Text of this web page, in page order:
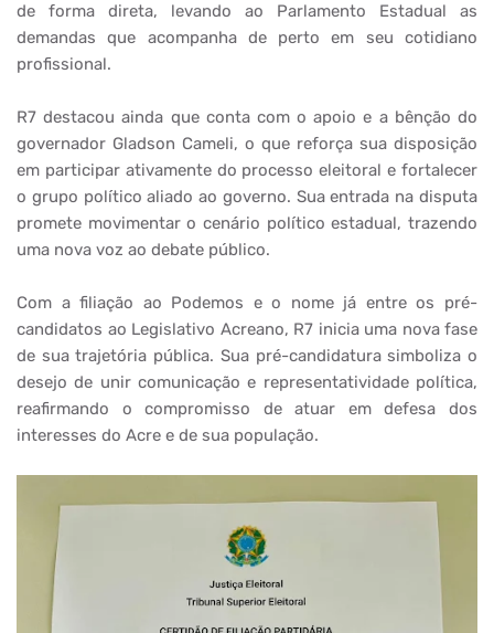
de forma direta, levando ao Parlamento Estadual as
demandas que acompanha de perto em seu cotidiano
profissional.
R7 destacou ainda que conta com o apoio e a bênção do
governador Gladson Cameli, o que reforça sua disposição
em participar ativamente do processo eleitoral e fortalecer
o grupo político aliado ao governo. Sua entrada na disputa
promete movimentar o cenário político estadual, trazendo
uma nova voz ao debate público.
Com a filiação ao Podemos e o nome já entre os pré-
candidatos ao Legislativo Acreano, R7 inicia uma nova fase
de sua trajetória pública. Sua pré-candidatura simboliza o
desejo de unir comunicação e representatividade política,
reafirmando o compromisso de atuar em defesa dos
interesses do Acre e de sua população.